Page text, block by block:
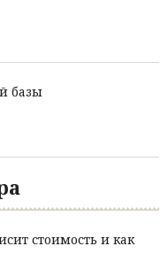
базы
стоимость и как